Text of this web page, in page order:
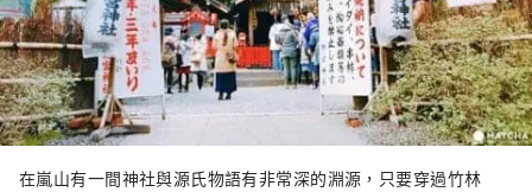
在嵐山有一間神社與源氏物語有非常深的淵源，只要穿過竹林